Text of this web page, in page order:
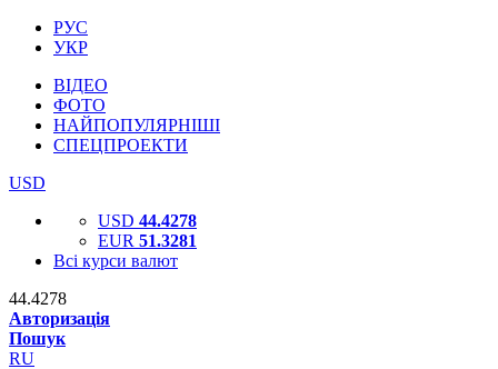
РУС
УКР
ВІДЕО
ФОТО
НАЙПОПУЛЯРНІШІ
СПЕЦПРОЕКТИ
USD
USD 44.4278
EUR 51.3281
Всі курси валют
44.4278
Авторизація
Пошук
RU